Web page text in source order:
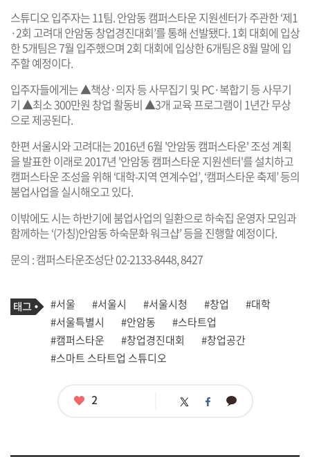
스튜디오 입주자는 11팀. 안암동 캠퍼스타운 지원센터가 주관한 ‘제1
·2회 고려대 안암동 창업경진대회’를 통해 선발됐다. 1회 대회에 입상
한 5개팀은 7월 입주했으며 2회 대회에 입상한 6개팀은 8월 말에 입
주할 예정이다.
입주자들에게는 ▲책상·의자 등 사무집기 및 PC·복합기 등 사무기
기 ▲최소 300만원 창업 활동비 ▲3개 교육 프로그램이 1년간 무상
으로 제공된다.
한편 서울시와 고려대는 2016년 6월 '안암동 캠퍼스타운' 조성 계획
을 발표한 이래로 2017년 '안암동 캠퍼스타운 지원센터'를 설치하고
캠퍼스타운 조성을 위해 ‘대학-지역 연계수업’, ‘캠퍼스타운 축제’ 등의
붐업사업을 실시해오고 있다.
이밖에도 시는 하반기에 붐업사업의 일환으로 하숙집 운영자 모임과
함께하는 ‘(가칭)안암동 하숙문화 워크샵’ 등을 진행할 예정이다.
문의 : 캠퍼스타운조성단 02-2133-8448, 8427
기
사
관
련
태
그
태
그
#서울 #서울시 #서울시청 #창업
#대학
#서울특별시
#안암동
#스타트업
#캠퍼스타운
#창업경진대회
#창업공간
#스마트 스타트업 스튜디오
좋
2 트 페 카